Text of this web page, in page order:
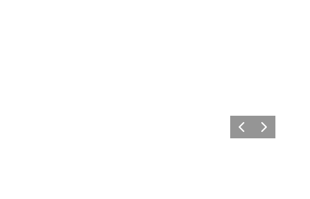
Vorherige Folie
Nächste Folie